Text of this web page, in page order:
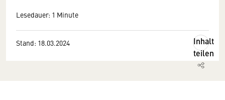
Lesedauer: 1 Minute
Stand: 18.03.2024
Inhalt
teilen